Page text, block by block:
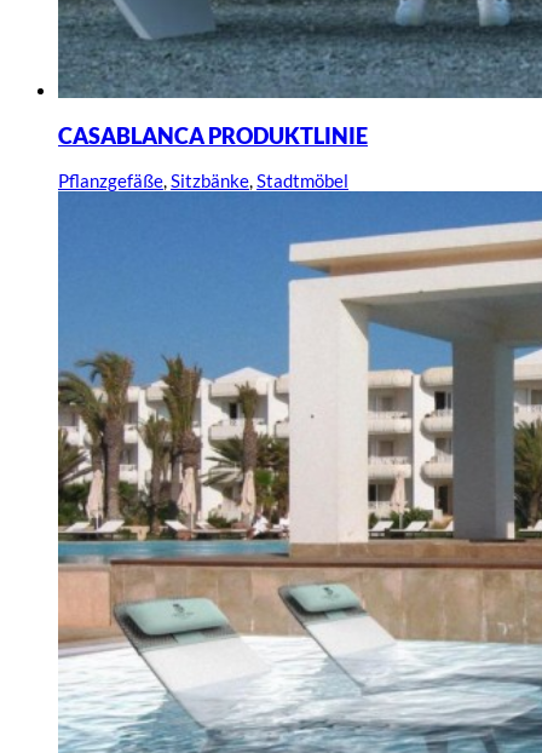
CASABLANCA PRODUKTLINIE
Pflanzgefäße,Sitzbänke,Stadtmöbel